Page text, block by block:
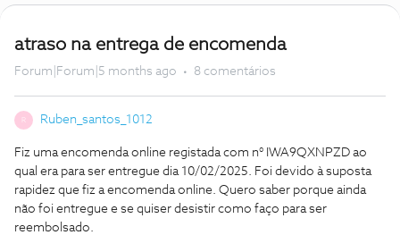
atraso na entrega de encomenda
Forum|Forum|5 months ago 8 comentários
R Ruben_santos_1012
Fiz uma encomenda online registada com n° IWA9QXNPZD ao
qual era para ser entregue dia 10/02/2025. Foi devido à suposta
rapidez que fiz a encomenda online. Quero saber porque ainda
não foi entregue e se quiser desistir como faço para ser
reembolsado.